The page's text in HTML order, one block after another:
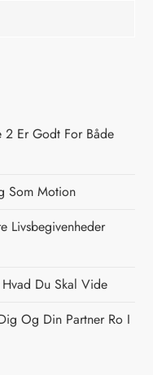
Er Godt For Både
Som Motion
Livsbegivenheder
Du Skal Vide
Og Din Partner Ro I